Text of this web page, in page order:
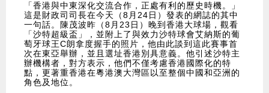
「香港與中東深化交流合作，正處有利的歷史時機。」
這是財政司司長在今天（8月24日）發表的網誌的其中
一句話。陳茂波昨（8月23日）晚到香港大球場，觀看
「沙特超級盃」，並附上了與效力沙特球會艾納斯的葡
萄牙球王C朗拿度握手的照片，他由此談到這此賽事首
次在東亞舉辦，並且選址香港別具意義。他引述沙特主
辦機構者，對方表示，他們不僅考慮香港國際化的特
點，更著重香港在粵港澳大灣區以至整個中國和亞洲的
角色及地位。